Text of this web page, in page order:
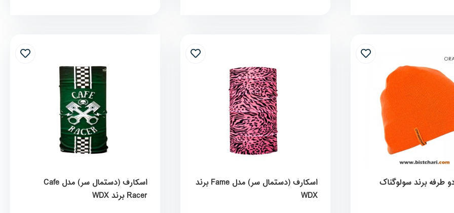
طرفه برند سولوگناک
اسکارف (دستمال سر) مدل Fame برند
WDX
اسکارف (دستمال سر) مدل Cafe
Racer برند WDX